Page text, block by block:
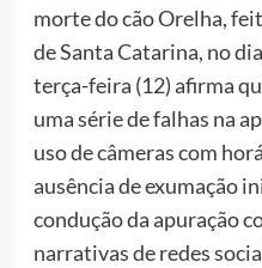
morte do cão Orelha,
de Santa Catarina, no
terça-feira (12) afirma
uma série de falhas na
uso de câmeras com
ausência de exumação
condução da apuração
narrativas de redes